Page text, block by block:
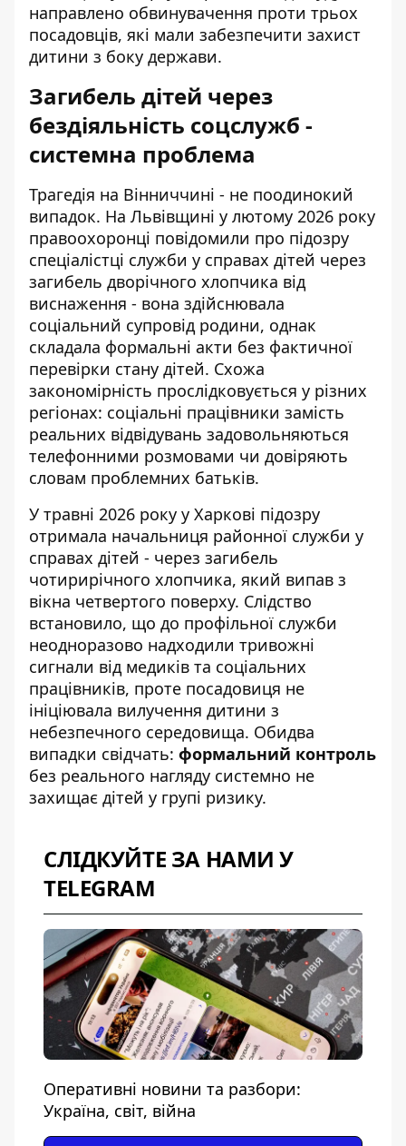
направлено обвинувачення проти трьох
посадовців, які мали забезпечити захист
дитини з боку держави.
Загибель дітей через
бездіяльність соцслужб -
системна проблема
Трагедія на Вінниччині - не поодинокий
випадок. На Львівщині у лютому 2026 року
правоохоронці повідомили про підозру
спеціалістці служби у справах дітей через
загибель дворічного хлопчика від
виснаження - вона здійснювала
соціальний супровід родини, однак
складала формальні акти без фактичної
перевірки стану дітей. Схожа
закономірність прослідковується у різних
регіонах: соціальні працівники замість
реальних відвідувань задовольняються
телефонними розмовами чи довіряють
словам проблемних батьків.
У травні 2026 року у Харкові підозру
отримала начальниця районної служби у
справах дітей - через загибель
чотирирічного хлопчика, який випав з
вікна четвертого поверху. Слідство
встановило, що до профільної служби
неодноразово надходили тривожні
сигнали від медиків та соціальних
працівників, проте посадовиця не
ініціювала вилучення дитини з
небезпечного середовища. Обидва
випадки свідчать: формальний контроль
без реального нагляду системно не
захищає дітей у групі ризику.
СЛІДКУЙТЕ ЗА НАМИ У
TELEGRAM
Оперативні новини та разбори:
Україна, світ, війна